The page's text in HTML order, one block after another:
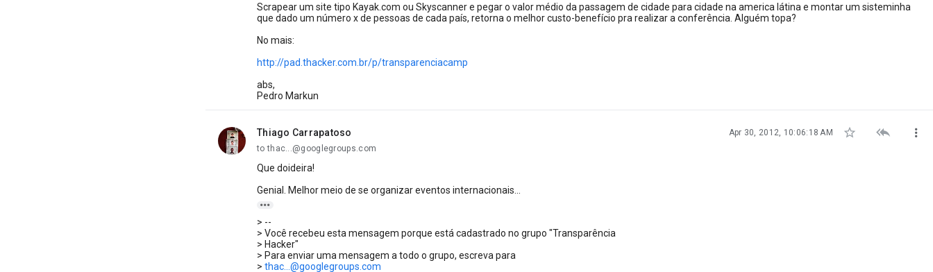
Scrapear um site tipo Kayak.com ou Skyscanner e pegar o valor médio da passagem de cidade para cidade na america látina e montar um sisteminha
que dado um número x de pessoas de cada país, retorna o melhor custo-benefício pra realizar a conferência. Alguém topa?
No mais:
http://pad.thacker.com.br/p/transparenciacamp
abs,
Pedro Markun
Thiago Carrapatoso
unread, Apr 30, 2012, 10:06:18 AM   
to thac...@googlegroups.com
Que doideira!
Genial. Melhor meio de se organizar eventos internacionais...

> --
> Você recebeu esta mensagem porque está cadastrado no grupo "Transparência
> Hacker"
> Para enviar uma mensagem a todo o grupo, escreva para
> thac...@googlegroups.com